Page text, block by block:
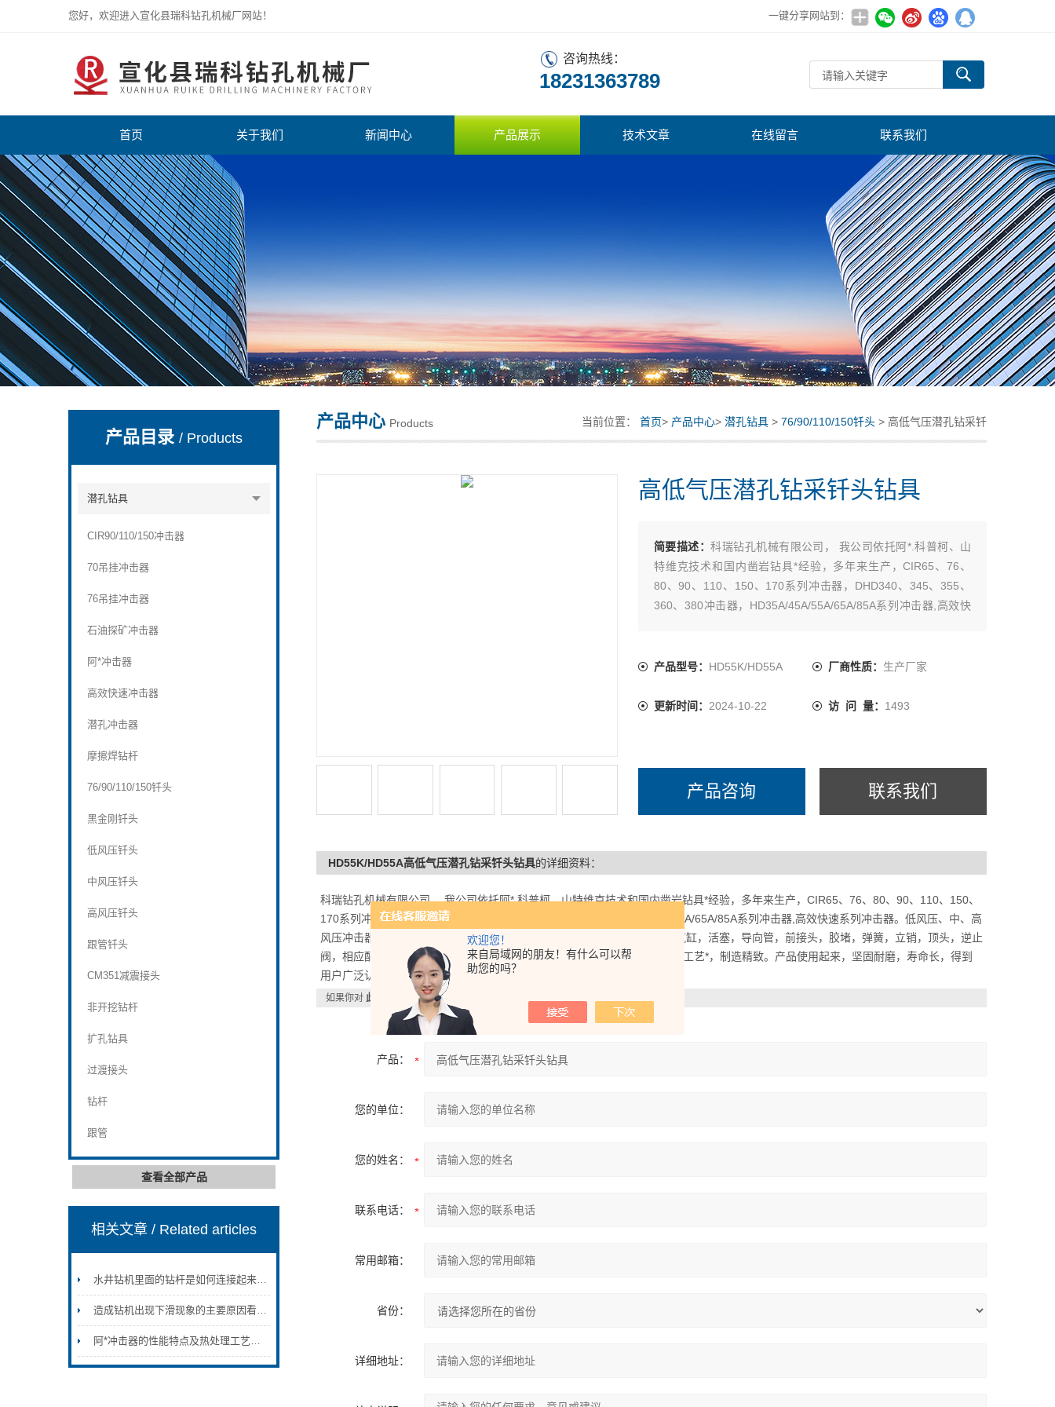
欢迎您！
来自局域网的朋友！有什么可以帮
助您的吗？
您好，欢迎进入宣化县瑞科钻孔机械厂网站！ 一键分享网站到：
宣化县瑞科钻孔机械厂
咨询热线：
18231363789
首页 关于我们 新闻中心 产品展示 技术文章 在线留言 联系我们
产品目录/ Products
潜孔钻具
CIR90/110/150冲击器
70吊挂冲击器
76吊挂冲击器
石油探矿冲击器
阿*冲击器
高效快速冲击器
潜孔冲击器
摩擦焊钻杆
76/90/110/150钎头
黑金刚钎头
低风压钎头
中风压钎头
高风压钎头
跟管钎头
CM351减震接头
非开挖钻杆
扩孔钻具
过渡接头
钻杆
跟管
查看全部产品
相关文章/ Related articles
水井钻机里面的钻杆是如何连接起来的？
造成钻机出现下滑现象的主要原因看完便知
阿*冲击器的性能特点及热处理工艺介绍
产品中心 Products 当前位置： 首页> 产品中心> 潜孔钻具 > 76/90/110/150钎头 > 高低气压潜孔钻采钎
头钻具
高低气压潜孔钻采钎头钻具
简要描述：科瑞钻孔机械有限公司， 我公司依托阿*.科普柯、山
特维克技术和国内凿岩钻具*经验，多年来生产，CIR65、76、
80、90、110、150、170系列冲击器，DHD340、345、355、
360、380冲击器，HD35A/45A/55A/65A/85A系列冲击器,高效快
前接头，胶
产品型号： HD55K/HD55A 厂商性质： 生产厂家
更新时间： 2024-10-22 访 问 量： 1493
产品咨询 联系我们
HD55K/HD55A高低气压潜孔钻采钎头钻具的详细资料：
科瑞钻孔机械有限公司， 我公司依托阿*.科普柯、山特维克技术和国内凿岩钻具*经验，多年来生产，CIR65、76、80、90、110、150、
170系列冲击器，DHD340、345、355、360、380冲击器，HD35A/45A/55A/65A/85A系列冲击器,高效快速系列冲击器。低风压、中、高
风压冲击器，外套管,配器座，后接头，垫圈，胶圈，阀盖，阀片，阀座，汽缸，活塞，导向管，前接头，胶堵，弹簧，立销，顶头，逆止
阀，相应配套高硬钎头，钻杆钎具，潜孔钻机，钻机配件。产品材质优良，工艺*，制造精致。产品使用起来，坚固耐磨，寿命长，得到
用户广泛认可。也可定做，欢迎合作。
如果你对 此产品 感兴趣，想了解更详细的产品信息，填写下表直接与厂家联系：
产品：
您的单位：
您的姓名：
联系电话：
常用邮箱：
省份：
详细地址：